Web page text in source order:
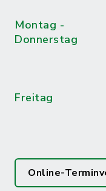
Montag -
Donnerstag
Freitag
Online-